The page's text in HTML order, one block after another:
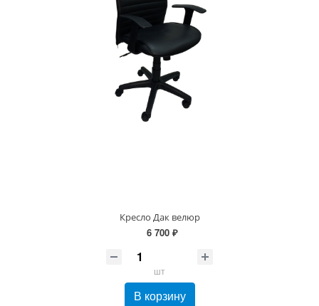
Кресло Дак велюр
6 700 ₽
шт
В корзину